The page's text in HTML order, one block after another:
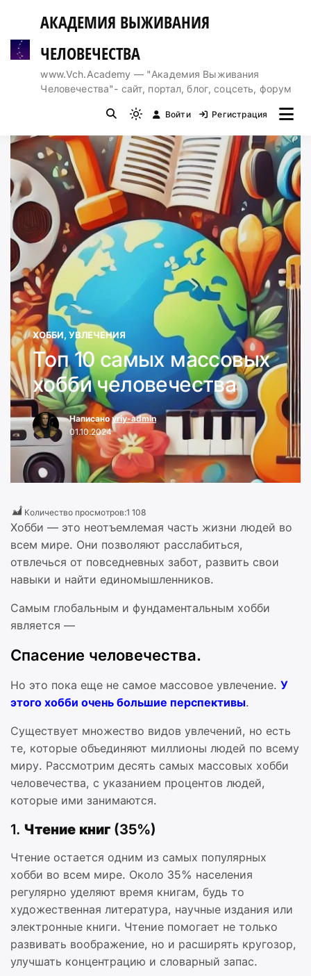
содержимому
АКАДЕМИЯ ВЫЖИВАНИЯ
ЧЕЛОВЕЧЕСТВА
www.Vch.Academy — "Академия Выживания
Человечества"- сайт, портал, блог, соцсеть, форум
Light
mode
(click
to
switch
dark)
Войти Регистрация
ХОББИ, УВЛЕЧЕНИЯ
Топ 10 самых массовых
хобби человечества
Написаноyriy-admin
01.10.2024
Количество просмотров:1 108
Хобби — это неотъемлемая часть жизни людей во
всем мире. Они позволяют расслабиться,
отвлечься от повседневных забот, развить свои
навыки и найти единомышленников.
Самым глобальным и фундаментальным хобби
является —
Спасение человечества.
Но это пока еще не самое массовое увлечение. У
этого хобби очень большие перспективы.
Существует множество видов увлечений, но есть
те, которые объединяют миллионы людей по всему
миру. Рассмотрим десять самых массовых хобби
человечества, с указанием процентов людей,
которые ими занимаются.
1. Чтение книг (35%)
Чтение остается одним из самых популярных
хобби во всем мире. Около 35% населения
регулярно уделяют время книгам, будь то
художественная литература, научные издания или
электронные книги. Чтение помогает не только
развивать воображение, но и расширять кругозор,
улучшать концентрацию и словарный запас.